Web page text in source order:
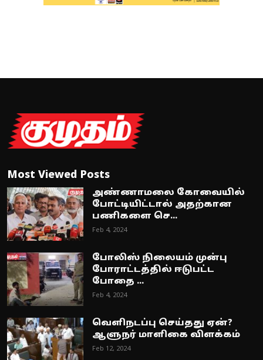
Most Viewed Posts
அண்ணாமலை கோவையில்
போட்டியிட்டால் அதற்கான
பணிகளை செ...
Feb 4, 2024
போலிஸ் நிலையம் முன்பு
போராட்டத்தில் ஈடுபட்ட
போதை ...
Feb 4, 2024
வெளிநடப்பு செய்தது ஏன்?
ஆளுநர் மாளிகை விளக்கம்
Feb 12, 2024